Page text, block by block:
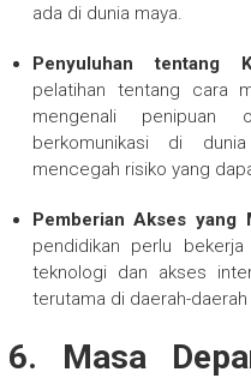
ada di dunia maya.
Penyuluhan tentang
pelatihan tentang cara
mengenali penipuan
berkomunikasi di
mencegah risiko yang
Pemberian Akses yang
pendidikan perlu
teknologi dan akses
terutama di daerah-
6. Masa